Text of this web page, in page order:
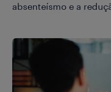
absenteísmo e a